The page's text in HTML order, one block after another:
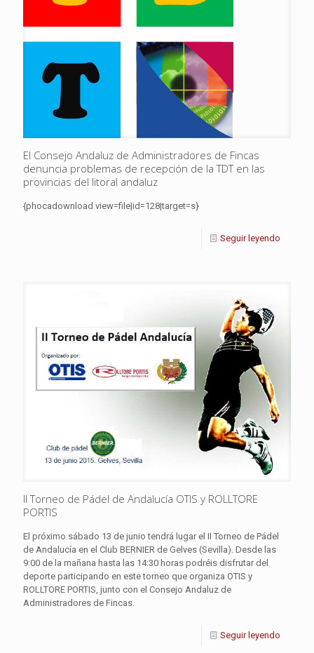
El Consejo Andaluz de Administradores de Fincas
denuncia problemas de recepción de la TDT en las
provincias del litoral andaluz
{phocadownload view=file|id=128|target=s}
Seguir leyendo
II Torneo de Pádel de Andalucía OTIS y ROLLTORE
PORTIS
El próximo sábado 13 de junio tendrá lugar el II Torneo de Pádel
de Andalucía en el Club BERNIER de Gelves (Sevilla). Desde las
9:00 de la mañana hasta las 14:30 horas podréis disfrutar del
deporte participando en este torneo que organiza OTIS y
ROLLTORE PORTIS, junto con el Consejo Andaluz de
Administradores de Fincas.
Seguir leyendo